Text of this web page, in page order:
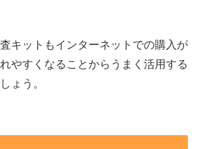
キットもインターネットでの購入が
やすくなることからうまく活用する
ょう。